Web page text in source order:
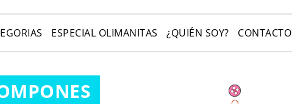
ESPECIAL OLIMANITAS ¿QUIÉN SOY? CONTACTO